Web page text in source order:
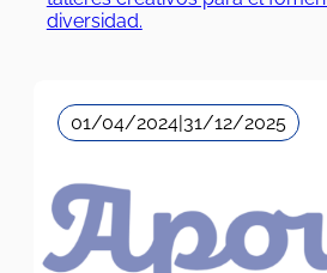
diversidad.
01/04/2024 31/12/2025